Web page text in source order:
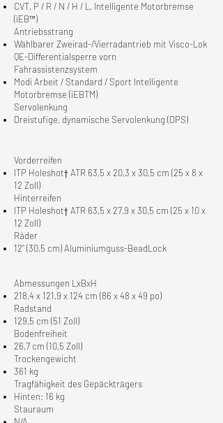
CVT, P / R / N / H / L, Intelligente Motorbremse
(iEB™)
Antriebsstrang
Wählbarer Zweirad-/Vierradantrieb mit Visco-Lok
QE-Differentialsperre vorn
Fahrassistenzsystem
Modi Arbeit / Standard / Sport Intelligente
Motorbremse (iEBTM)
Servolenkung
Dreistufige, dynamische Servolenkung (DPS)
Vorderreifen
ITP Holeshot† ATR 63,5 x 20,3 x 30,5 cm (25 x 8 x
12 Zoll)
Hinterreifen
ITP Holeshot† ATR 63,5 x 27,9 x 30,5 cm (25 x 10 x
12 Zoll)
Räder
12“ (30,5 cm) Aluminiumguss-BeadLock
Abmessungen LxBxH
218,4 x 121,9 x 124 cm (86 x 48 x 49 po)
Radstand
129,5 cm (51 Zoll)
Bodenfreiheit
26,7 cm (10,5 Zoll)
Trockengewicht
361 kg
Tragfähigkeit des Gepäckträgers
Hinten: 16 kg
Stauraum